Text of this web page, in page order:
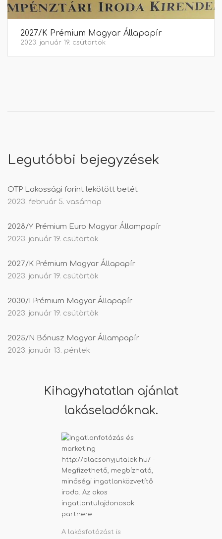
2027/K Prémium Magyar Állapapír
2023. január 19. csütörtök
Legutóbbi bejegyzések
OTP Lakossági forint lekötött betét
2023. február 5. vasárnap
2028/Y Prémium Euro Magyar Állampapír
2023. január 19. csütörtök
2027/K Prémium Magyar Állapapír
2023. január 19. csütörtök
2030/I Prémium Magyar Állapapír
2023. január 19. csütörtök
2025/N Bónusz Magyar Állampapír
2023. január 13. péntek
Kihagyhatatlan ajánlat
lakáseladóknak.
A lakásfotózást is